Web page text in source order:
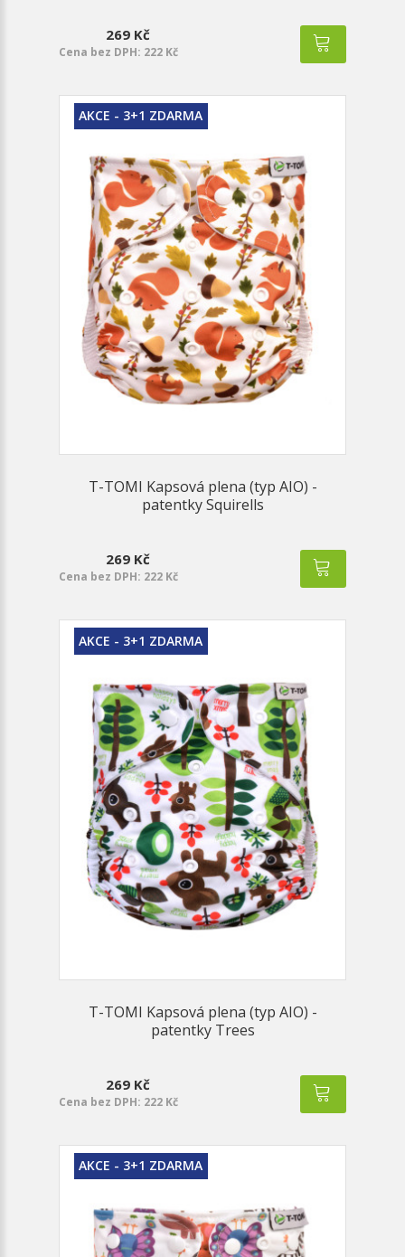
269 Kč
Cena bez DPH: 222 Kč
AKCE - 3+1 ZDARMA
T-TOMI Kapsová plena (typ AIO) -
patentky Squirells
269 Kč
Cena bez DPH: 222 Kč
AKCE - 3+1 ZDARMA
T-TOMI Kapsová plena (typ AIO) -
patentky Trees
269 Kč
Cena bez DPH: 222 Kč
AKCE - 3+1 ZDARMA